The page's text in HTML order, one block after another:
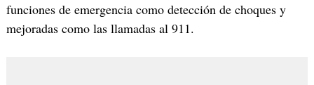
funciones de emergencia como detección de choques y
mejoradas como las llamadas al 911.